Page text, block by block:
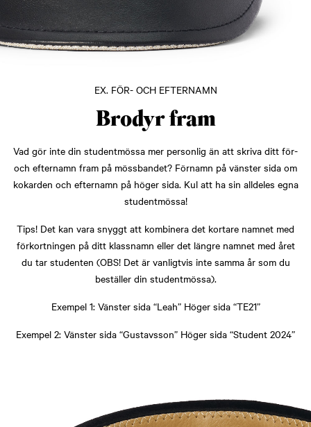
EX. FÖR- OCH EFTERNAMN
Brodyr fram
Vad gör inte din studentmössa mer personlig än att skriva ditt för-
och efternamn fram på mössbandet? Förnamn på vänster sida om
kokarden och efternamn på höger sida. Kul att ha sin alldeles egna
studentmössa!
Tips! Det kan vara snyggt att kombinera det kortare namnet med
förkortningen på ditt klassnamn eller det längre namnet med året
du tar studenten (OBS! Det är vanligtvis inte samma år som du
beställer din studentmössa).
Exempel 1: Vänster sida “Leah” Höger sida “TE21”
Exempel 2: Vänster sida “Gustavsson” Höger sida “Student 2024”